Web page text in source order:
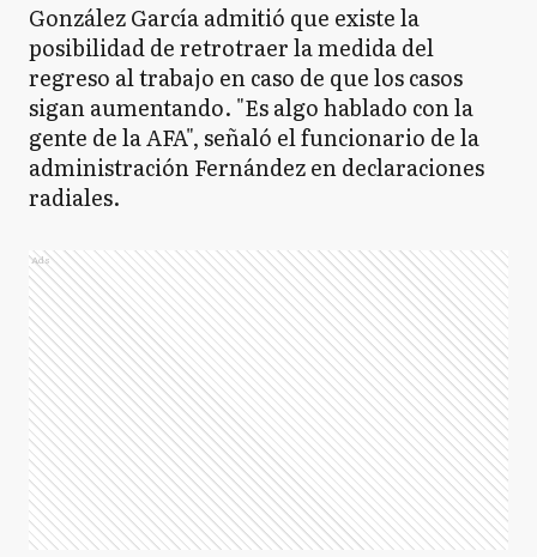
González García admitió que existe la
posibilidad de retrotraer la medida del
regreso al trabajo en caso de que los casos
sigan aumentando. "Es algo hablado con la
gente de la AFA", señaló el funcionario de la
administración Fernández en declaraciones
radiales.
Ads